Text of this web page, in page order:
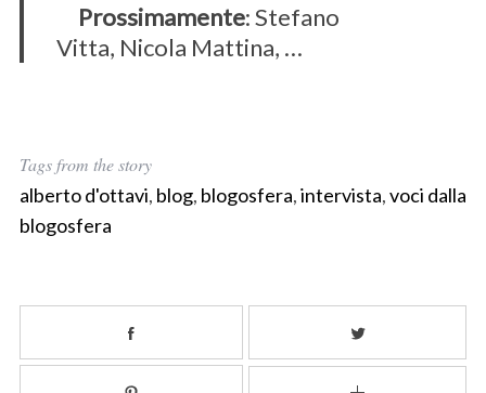
Prossimamente: Stefano
Vitta, Nicola Mattina, …
Tags from the story
alberto d'ottavi, blog, blogosfera,intervista,voci dalla
blogosfera